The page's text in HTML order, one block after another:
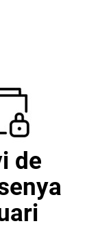
de